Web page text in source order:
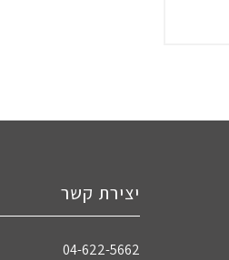
יצירת קשר
04-622-5662‏